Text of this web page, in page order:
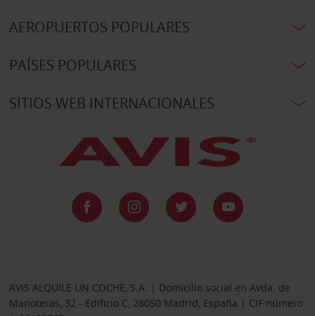
AEROPUERTOS POPULARES
PAÍSES POPULARES
SITIOS WEB INTERNACIONALES
AVIS ALQUILE UN COCHE, S.A. | Domicilio social en Avda. de
Manoteras, 32 - Edificio C, 28050 Madrid, España | CIF número